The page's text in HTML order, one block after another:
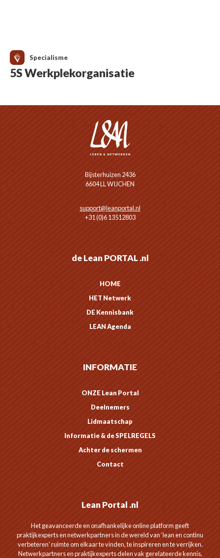
Specialisme
5S Werkplekorganisatie
Bijsterhuizen 2436
6604 LL WIJCHEN
support@leanportal.nl
+31 (0)6 13512803
de Lean PORTAL .nl
HOME
HET Netwerk
DE Kennisbank
LEAN Agenda
INFORMATIE
ONZE Lean Portal
Deelnemers
Lidmaatschap
Informatie & de SPELREGELS
Achter de schermen
Contact
Lean Portal .nl
Het geavanceerde en onafhankelijke online platform geeft
praktijkexperts en netwerkpartners in de wereld van ‘lean en continu
verbeteren’ ruimte om elkaar te vinden, te inspireren en te verrijken.
Netwerkpartners en praktijkexperts delen vak gerelateerde kennis,